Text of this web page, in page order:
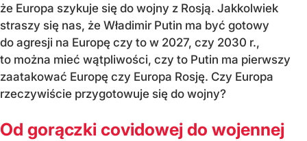
że Europa szykuje się do wojny z Rosją. Jakkolwiek
straszy się nas, że Władimir Putin ma być gotowy
do agresji na Europę czy to w 2027, czy 2030 r.,
to można mieć wątpliwości, czy to Putin ma pierwszy
zaatakować Europę czy Europa Rosję. Czy Europa
rzeczywiście przygotowuje się do wojny?
Od gorączki covidowej do wojennej